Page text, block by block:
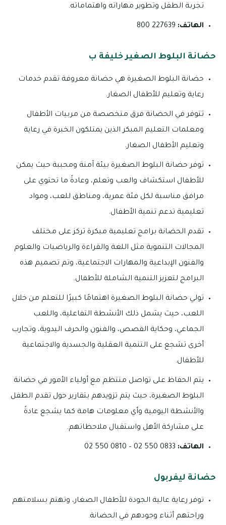
تجربة الطفل وتطوير مهاراته واهتماماته.
الهاتف:
حضانة البلوط الصغير خليفة ب
حضانة البلوط الصغيرة هي حضانة معروفة تقدم خدمات
رعاية وتعليم للأطفال الصغار.
تتوفر في الحضانة فرق متخصصة من مربيات الأطفال
ومعلمات التعليم المبكر الذين يمتلكون الخبرة في رعاية
وتعليم الأطفال الصغار.
توفر حضانة البلوط الصغيرة بيئة آمنة ومحببة حيث يمكن
للأطفال استكشاف والعب وتعلم، وعادةً ما تحتوي على
مرافق مناسبة لكل فئة عمرية، ومناطق للعب، ومواد
تعليمية تدعم تنمية الأطفال.
تقدم الحضانة برامج تعليمية مبكرة تركز على مختلف
المجالات التنموية مثل اللغة والقراءة والرياضيات والعلوم
والفنون الإبداعية والمهارات الاجتماعية، وتم تصميم هذه
البرامج لتعزيز التنمية الشاملة للأطفال.
تولي حضانة البلوط الصغيرة اهتمامًا كبيرًا للتعلم من خلال
اللعب، حيث يشمل ذلك الأنشطة التفاعلية، واللعب
الجماعي، وحكاية القصص، والفنون والحرف اليدوية، وتجارب
أخرى تشجع على التنمية العقلية والجسدية والاجتماعية
للأطفال.
يتم الحفاظ على تواصل منتظم مع أولياء الأمور في حضانة
البلوط الصغيرة، حيث يتم تزويدهم بتقارير حول تقدم الطفل
والأنشطة اليومية وأي معلومات هامة كما يشجع عادةً
على مشاركة الأهل واستقبال ملاحظاتهم.
الهاتف:
حضانة ليفربول
توفر رعاية عالية الجودة للأطفال الصغار، وتهتم بسلامتهم
وراحتهم أثناء وجودهم في الحضانة.